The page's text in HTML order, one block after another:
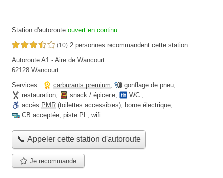
Station d'autoroute ouvert en continu
3,5 étoiles sur 5 (10) 2 personnes recommandent cette station.
Autoroute A1 - Aire de Wancourt
62128 Wancourt
Services :
carburants premium, gonflage de pneu,
restauration, snack / épicerie, WC ,
accès PMR (toilettes accessibles), borne électrique,
CB acceptée, piste PL, wifi
📞 Appeler cette station d'autoroute
Je recommande